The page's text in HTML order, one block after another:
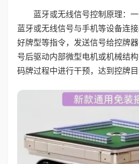
蓝牙或无线信号控制原理：
蓝牙或无线信号与手机等设备连
好牌型等指令，发送信号给控牌
号后驱动内部微型电机或机械结构
码牌过程中进行干预，达到控牌目